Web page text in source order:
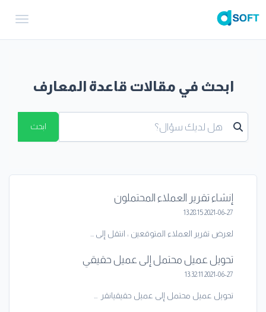
ابحث في مقالات قاعدة المعارف
ابحث
إنشاء تقرير العملاء المحتملون
2021-06-27 13:28:15
لعرض تقرير العملاء المتوقعين ، انتقل إلى ...
تحويل عميل محتمل إلى عميل حقيقي
2021-06-27 13:32:11
تحويل عميل محتمل إلى عميل حقيقيانقر ...